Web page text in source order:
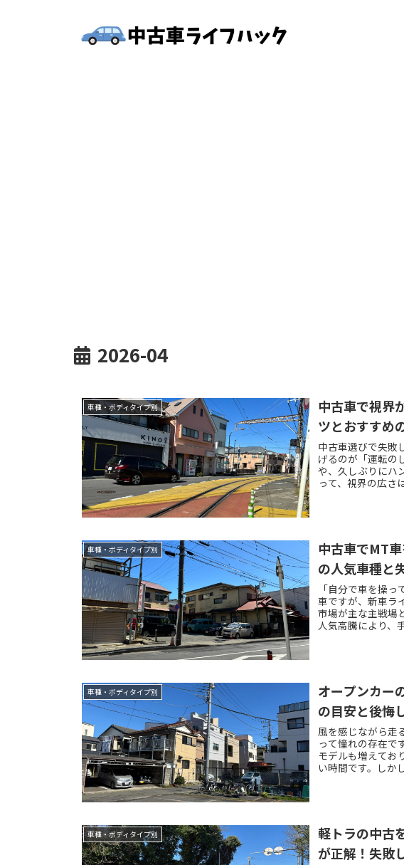
2026-04
車種・ボディタイプ別
中古車で視界
ツとおすすめ
中古車選びで失敗
げるのが「運転の
や、久しぶりにハ
って、視界の広さ
車種・ボディタイプ別
中古車でMT
の人気車種と
「自分で車を操
車ですが、新車ラ
市場が主な主戦場
人気高騰により、
車種・ボディタイプ別
オープンカー
の目安と後悔
風を感じながら走
って憧れの存在で
モデルも増えてお
い時間です。しか
車種・ボディタイプ別
軽トラの中古
が正解！失敗